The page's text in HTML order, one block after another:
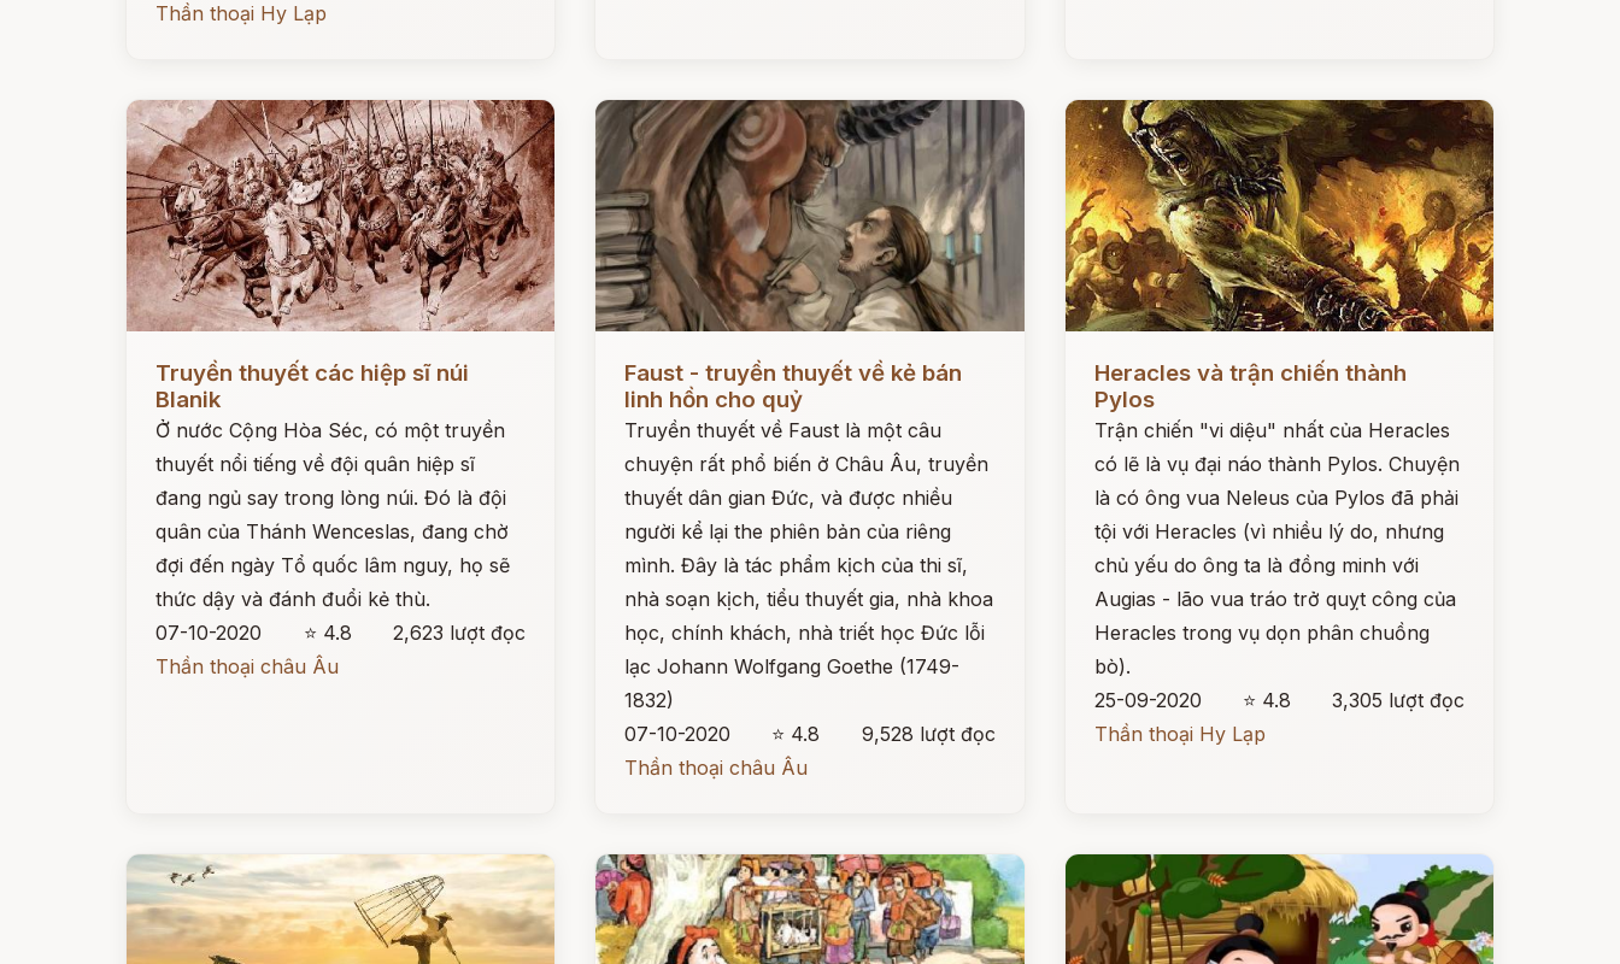
Thần thoại Hy Lạp
Đọc ngay
Truyền thuyết các hiệp sĩ núi
Blanik
Ở nước Cộng Hòa Séc, có một truyền
thuyết nổi tiếng về đội quân hiệp sĩ
đang ngủ say trong lòng núi. Đó là đội
quân của Thánh Wenceslas, đang chờ
đợi đến ngày Tổ quốc lâm nguy, họ sẽ
thức dậy và đánh đuổi kẻ thù.
07-10-2020
⭐ 4.8
2,623 lượt đọc
Thần thoại châu Âu
Faust - truyền thuyết về kẻ bán
linh hồn cho quỷ
Truyền thuyết về Faust là một câu
chuyện rất phổ biến ở Châu Âu, truyền
thuyết dân gian Đức, và được nhiều
người kể lại the phiên bản của riêng
mình. Đây là tác phẩm kịch của thi sĩ,
nhà soạn kịch, tiểu thuyết gia, nhà khoa
học, chính khách, nhà triết học Đức lỗi
lạc Johann Wolfgang Goethe (1749-
1832)
07-10-2020
⭐ 4.8
9,528 lượt đọc
Thần thoại châu Âu
Heracles và trận chiến thành
Pylos
Trận chiến "vi diệu" nhất của Heracles
có lẽ là vụ đại náo thành Pylos. Chuyện
là có ông vua Neleus của Pylos đã phải
tội với Heracles (vì nhiều lý do, nhưng
chủ yếu do ông ta là đồng minh với
Augias - lão vua tráo trở quỵt công của
Heracles trong vụ dọn phân chuồng
bò).
25-09-2020
⭐ 4.8
3,305 lượt đọc
Thần thoại Hy Lạp